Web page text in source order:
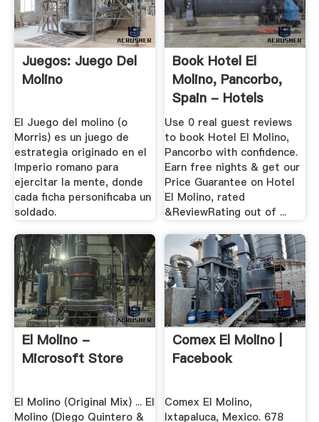
Juegos: Juego Del
Molino
El Juego del molino (o
Morris) es un juego de
estrategia originado en el
Imperio romano para
ejercitar la mente, donde
cada ficha personificaba un
soldado.
Book Hotel El
Molino, Pancorbo,
Spain - Hotels
Use 0 real guest reviews
to book Hotel El Molino,
Pancorbo with confidence.
Earn free nights & get our
Price Guarantee on Hotel
El Molino, rated
&ReviewRating out of ...
El Molino -
Microsoft Store
El Molino (Original Mix) ... El
Molino (Diego Quintero &
Comex El Molino |
Facebook
Comex El Molino,
Ixtapaluca, Mexico. 678